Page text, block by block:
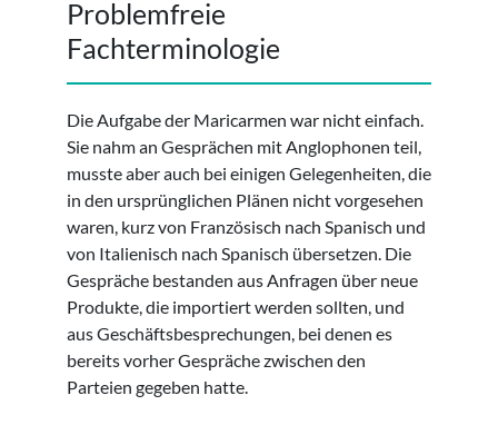
Problemfreie
Fachterminologie
Die Aufgabe der Maricarmen war nicht einfach.
Sie nahm an Gesprächen mit Anglophonen teil,
musste aber auch bei einigen Gelegenheiten, die
in den ursprünglichen Plänen nicht vorgesehen
waren, kurz von Französisch nach Spanisch und
von Italienisch nach Spanisch übersetzen. Die
Gespräche bestanden aus Anfragen über neue
Produkte, die importiert werden sollten, und
aus Geschäftsbesprechungen, bei denen es
bereits vorher Gespräche zwischen den
Parteien gegeben hatte.